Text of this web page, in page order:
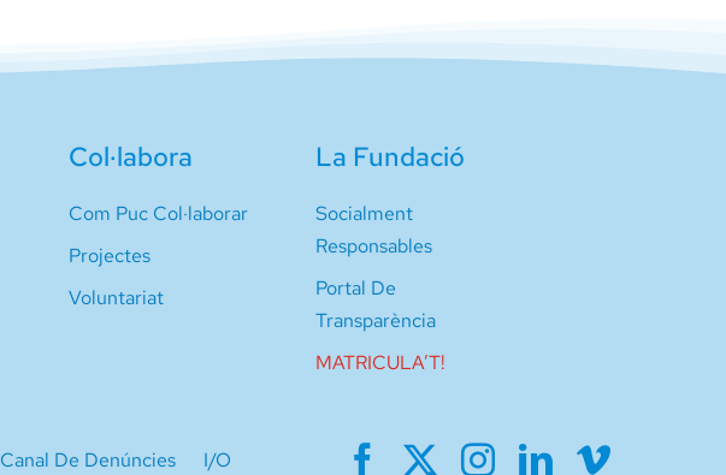
Col·labora
Com Puc Col·laborar
Projectes
Voluntariat
La Fundació
Socialment
Responsables
Portal De
Transparència
MATRICULA’T!
Canal De Denúncies I/O